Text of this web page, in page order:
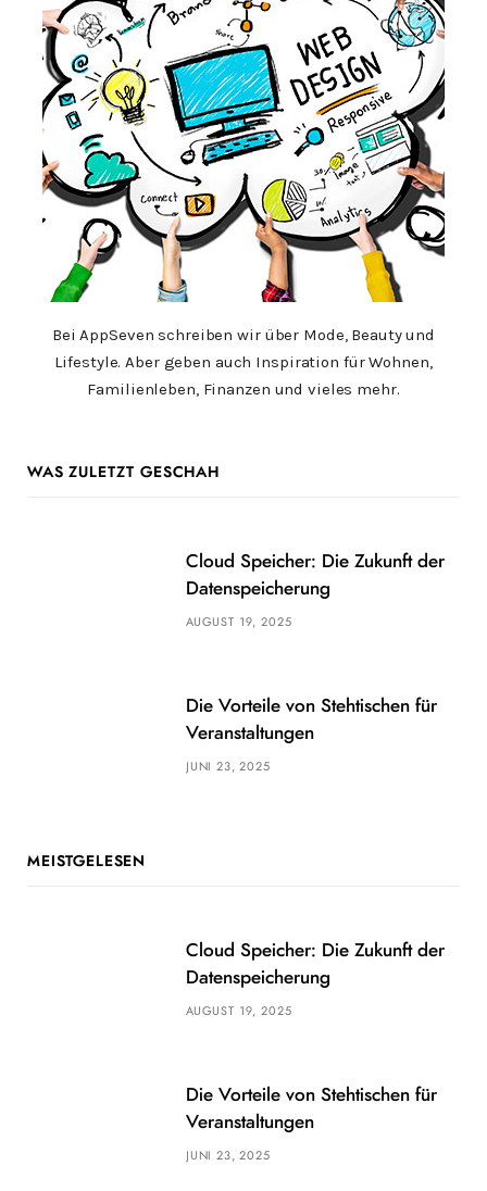
Bei AppSeven schreiben wir über Mode, Beauty und
Lifestyle. Aber geben auch Inspiration für Wohnen,
Familienleben, Finanzen und vieles mehr.
WAS ZULETZT GESCHAH
Cloud Speicher: Die Zukunft der
Datenspeicherung
AUGUST 19, 2025
Die Vorteile von Stehtischen für
Veranstaltungen
JUNI 23, 2025
MEISTGELESEN
Cloud Speicher: Die Zukunft der
Datenspeicherung
AUGUST 19, 2025
Die Vorteile von Stehtischen für
Veranstaltungen
JUNI 23, 2025